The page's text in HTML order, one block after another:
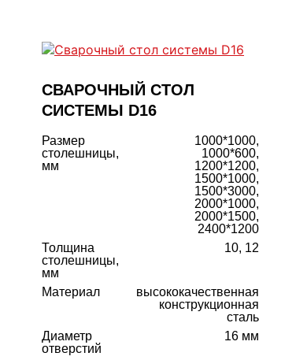
СВАРОЧНЫЙ СТОЛ
СИСТЕМЫ D16
Размер
столешницы,
мм
1000*1000,
1000*600,
1200*1200,
1500*1000,
1500*3000,
2000*1000,
2000*1500,
2400*1200
Толщина
столешницы,
мм
10, 12
Материал
высококачественная
конструкционная
сталь
Диаметр
отверстий
16 мм